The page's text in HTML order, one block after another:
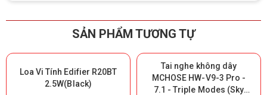
SẢN PHẨM TƯƠNG TỰ
Loa Vi Tính Edifier R20BT
2.5W(Black)
Tai nghe không dây
MCHOSE HW-V9-3 Pro -
7.1 - Triple Modes (Sky